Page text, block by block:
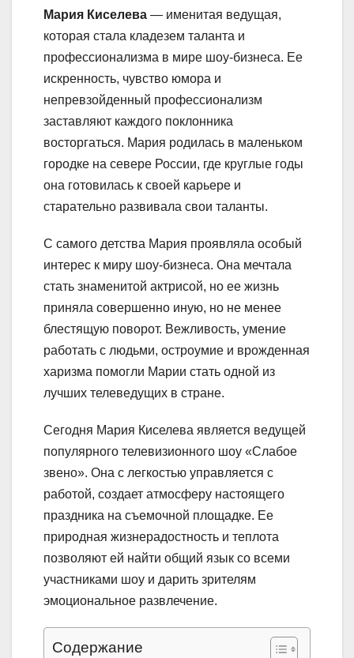
Мария Киселева — именитая ведущая,
которая стала кладезем таланта и
профессионализма в мире шоу-бизнеса. Ее
искренность, чувство юмора и
непревзойденный профессионализм
заставляют каждого поклонника
восторгаться. Мария родилась в маленьком
городке на севере России, где круглые годы
она готовилась к своей карьере и
старательно развивала свои таланты.
С самого детства Мария проявляла особый
интерес к миру шоу-бизнеса. Она мечтала
стать знаменитой актрисой, но ее жизнь
приняла совершенно иную, но не менее
блестящую поворот. Вежливость, умение
работать с людьми, остроумие и врожденная
харизма помогли Марии стать одной из
лучших телеведущих в стране.
Сегодня Мария Киселева является ведущей
популярного телевизионного шоу «Слабое
звено». Она с легкостью управляется с
работой, создает атмосферу настоящего
праздника на съемочной площадке. Ее
природная жизнерадостность и теплота
позволяют ей найти общий язык со всеми
участниками шоу и дарить зрителям
эмоциональное развлечение.
Содержание